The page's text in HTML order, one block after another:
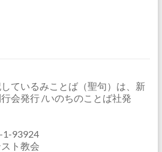
ているみことば（聖句）は、新
会発行 /いのちのことば社発
1-93924
ト教会